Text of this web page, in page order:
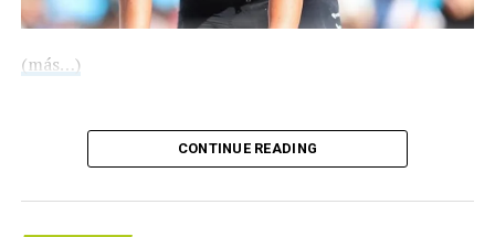
RELATED TOPICS:
(más…)
CONTINUE READING